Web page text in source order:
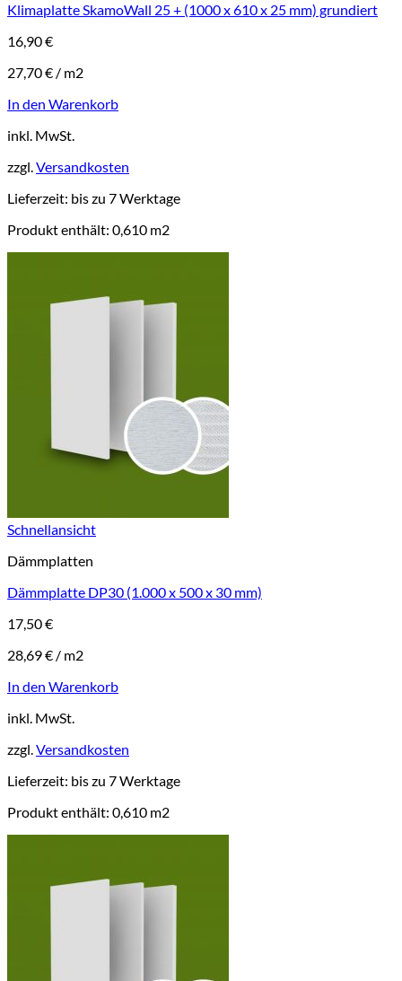
Klimaplatte SkamoWall 25 + (1000 x 610 x 25 mm) grundiert
16,90€
27,70€ / m2
In den Warenkorb
inkl. MwSt.
zzgl.Versandkosten
Lieferzeit: bis zu 7 Werktage
Produkt enthält: 0,610 m2
Schnellansicht
Dämmplatten
Dämmplatte DP30 (1.000 x 500 x 30 mm)
17,50€
28,69€ / m2
In den Warenkorb
inkl. MwSt.
zzgl.Versandkosten
Lieferzeit: bis zu 7 Werktage
Produkt enthält: 0,610 m2